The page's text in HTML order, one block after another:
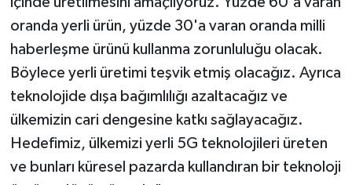
oranda yerli ürün, yüzde 30'a varan oranda milli
haberleşme ürünü kullanma zorunluluğu olacak.
Böylece yerli üretimi teşvik etmiş olacağız. Ayrıca
teknolojide dışa bağımlılığı azaltacağız ve
ülkemizin cari dengesine katkı sağlayacağız.
Hedefimiz, ülkemizi yerli 5G teknolojileri üreten
ve bunları küresel pazarda kullandıran bir teknoloji